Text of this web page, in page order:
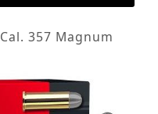
357 Magnum